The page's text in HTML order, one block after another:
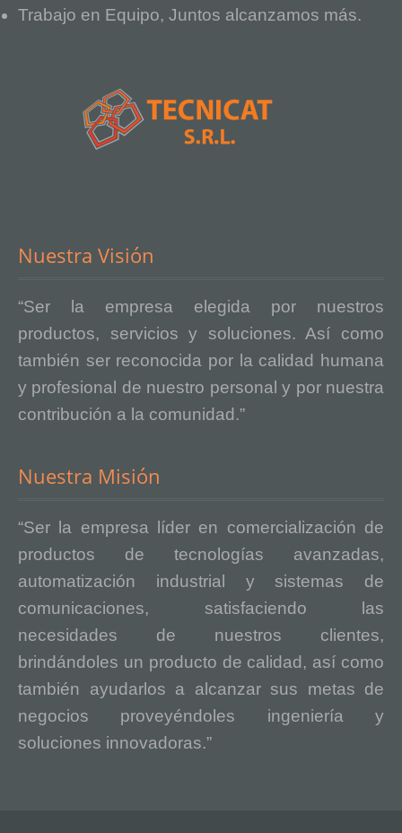
Trabajo en Equipo, Juntos alcanzamos más.
Nuestra Visión
“Ser la empresa elegida por nuestros
productos, servicios y soluciones. Así como
también ser reconocida por la calidad humana
y profesional de nuestro personal y por nuestra
contribución a la comunidad.”
Nuestra Misión
“Ser la empresa líder en comercialización de
productos de tecnologías avanzadas,
automatización industrial y sistemas de
comunicaciones, satisfaciendo las
necesidades de nuestros clientes,
brindándoles un producto de calidad, así como
también ayudarlos a alcanzar sus metas de
negocios proveyéndoles ingeniería y
soluciones innovadoras.”